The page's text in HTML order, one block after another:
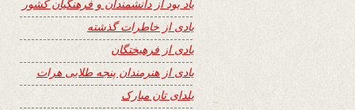
یاد بود از دانشمندان و فرهنگیان کشور
یادی از خاطرات گذشته
یادی از فرهیختگان
یادی از هنرمندان پنجه طلایی هرات
یلدای تان مبارک